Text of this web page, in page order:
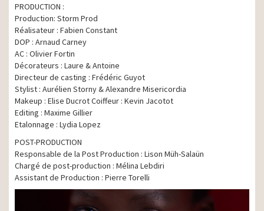
PRODUCTION :
Production: Storm Prod
Réalisateur : Fabien Constant
DOP : Arnaud Carney
AC : Olivier Fortin
Décorateurs : Laure & Antoine
Directeur de casting : Frédéric Guyot
Stylist : Aurélien Storny & Alexandre Misericordia
Makeup : Elise Ducrot Coiffeur : Kevin Jacotot
Editing : Maxime Gillier
Etalonnage : Lydia Lopez
POST-PRODUCTION
Responsable de la Post Production : Lison Müh-Salaün
Chargé de post-production : Mélina Lebdiri
Assistant de Production : Pierre Torelli